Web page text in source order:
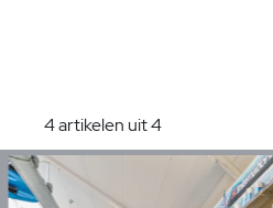
4 artikelen uit 4